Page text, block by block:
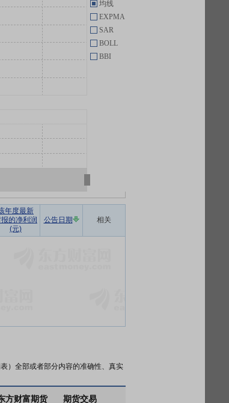
均线
EXPMA
SAR
BOLL
BBI
年度最新
报的净利润
(元)
公告日期 相关
）全部或者部分内容的准确性、真实
方财富期货 期货交易